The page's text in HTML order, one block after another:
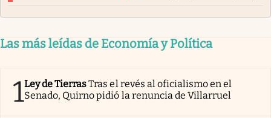
Las más leídas de Economía y Política
1Ley de TierrasTras el revés al oficialismo en el
Senado, Quirno pidió la renuncia de Villarruel